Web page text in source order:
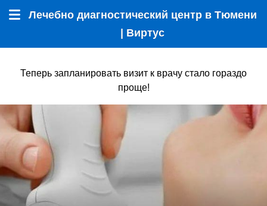
Лечебно диагностический центр в Тюмени
| Виртус
Теперь запланировать визит к врачу стало гораздо
проще!